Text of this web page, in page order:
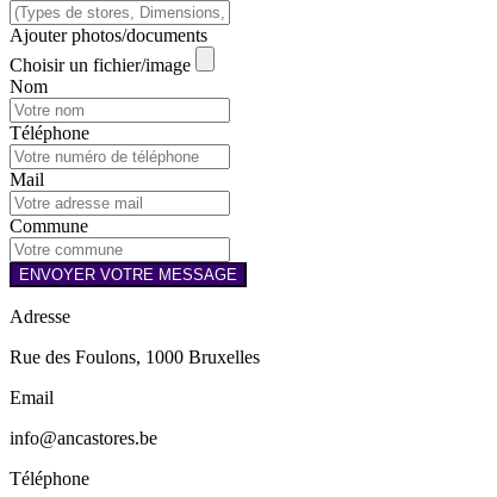
Ajouter photos/documents
Choisir un fichier/image
Nom
Téléphone
Mail
Commune
ENVOYER VOTRE MESSAGE
Adresse
Rue des Foulons, 1000 Bruxelles
Email
info@ancastores.be
Téléphone